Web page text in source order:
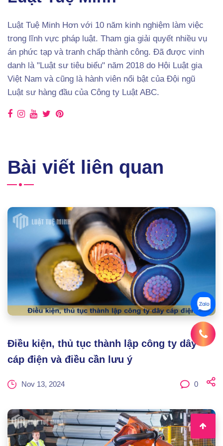
Luật Tuệ Minh Hơn với 10 năm kinh nghiệm làm việc
trong lĩnh vực pháp luật. Tham gia giải quyết nhiều vụ
án phức tạp và tranh chấp thành công. Đã được vinh
danh là "Luật sư tiêu biểu" năm 2018 do Hội Luật gia
Việt Nam và cũng là hành viên nổi bật của Đội ngũ
Luật sư hàng đầu của Công ty Luật ABC.
Bài viết liên quan
Điều kiện, thủ tục thành lập công ty dây
cáp điện và điều cần lưu ý
Nov 13, 2024 0